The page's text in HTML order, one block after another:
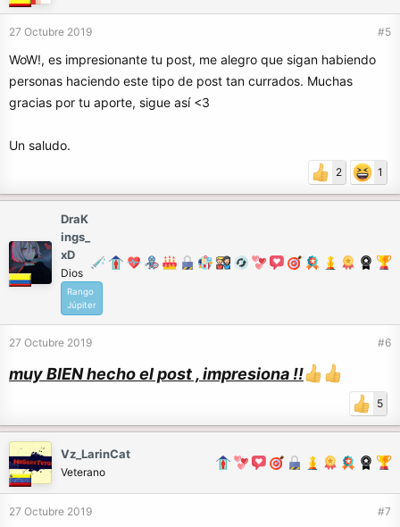
27 Octubre 2019 #5
WoW!, es impresionante tu post, me alegro que sigan habiendo
personas haciendo este tipo de post tan currados. Muchas
gracias por tu aporte, sigue así <3
Un saludo.
2 1
DraK
ings_
xD
Dios
Rango
Júpiter
27 Octubre 2019 #6
muy BIEN hecho el post , impresiona !!
5
Vz_LarinCat
Veterano
27 Octubre 2019 #7